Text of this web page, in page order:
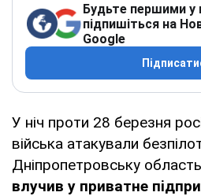
Будьте першими у
підпишіться на
Google
У ніч проти 28 березня
війська атакували
Дніпропетровську
влучив у приватне